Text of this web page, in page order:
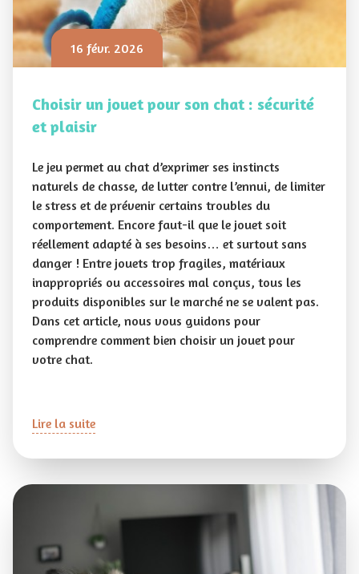
16 févr. 2026
Choisir un jouet pour son chat : sécurité
et plaisir
Le jeu permet au chat d’exprimer ses instincts
naturels de chasse, de lutter contre l’ennui, de limiter
le stress et de prévenir certains troubles du
comportement. Encore faut-il que le jouet soit
réellement adapté à ses besoins… et surtout sans
danger ! Entre jouets trop fragiles, matériaux
inappropriés ou accessoires mal conçus, tous les
produits disponibles sur le marché ne se valent pas.
Dans cet article, nous vous guidons pour
comprendre comment bien choisir un jouet pour
votre chat.
Lire la suite